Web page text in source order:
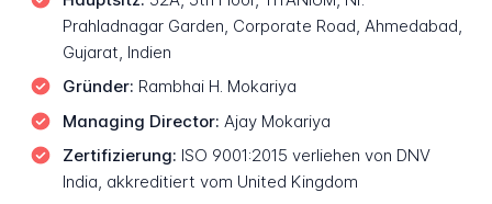
Prahladnagar Garden, Corporate Road, Ahmedabad,
Gujarat, Indien
Gründer: Rambhai H. Mokariya
Managing Director: Ajay Mokariya
Zertifizierung: ISO 9001:2015 verliehen von DNV
India, akkreditiert vom United Kingdom